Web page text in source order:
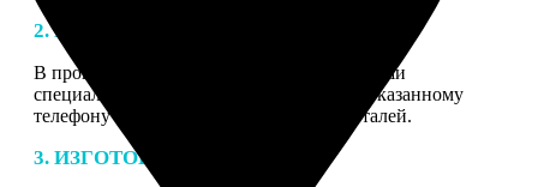
2. МАКЕТ
В процессе подготовки заказа к печати наши
специалисты могут связаться с Вами по указанному
телефону или email для согласования деталей.
3. ИЗГОТОВЛЕНИЕ